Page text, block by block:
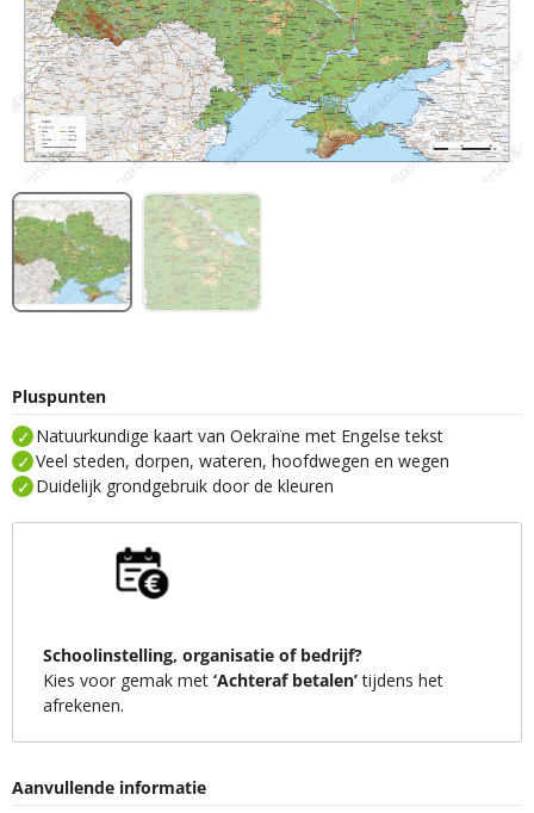
Pluspunten
Natuurkundige kaart van Oekraïne met Engelse tekst
Veel steden, dorpen, wateren, hoofdwegen en wegen
Duidelijk grondgebruik door de kleuren
Schoolinstelling, organisatie of bedrijf?
Kies voor gemak met ‘Achteraf betalen’tijdens het
afrekenen.
Aanvullende informatie